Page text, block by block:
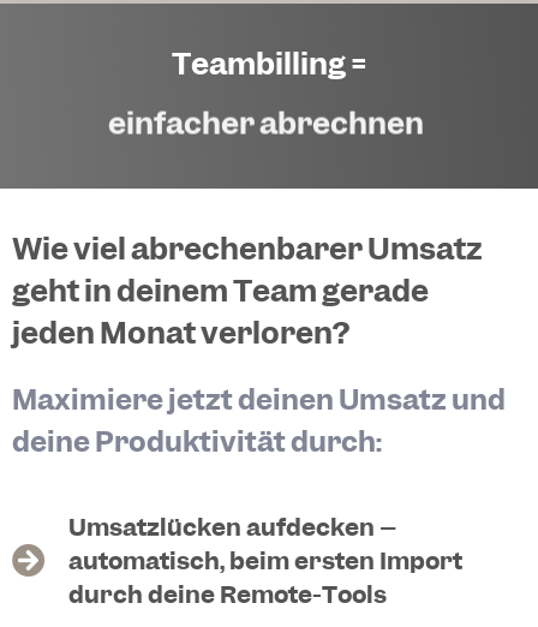
Teambilling =
einfacher abrechnen​
Wie viel abrechenbarer Umsatz
geht in deinem Team gerade
jeden Monat verloren?
Maximiere jetzt deinen Umsatz und
deine Produktivität durch:
Umsatzlücken aufdecken –
automatisch, beim ersten Import
durch deine Remote-Tools